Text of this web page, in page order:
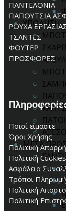
ΥΠΟΔΗΣΗ
ΠΑΤΟΙ
ΜΕΣΑ
ΠΑΝΤΕΛΟΝΙΑ
ΠΑΠΟΥΤΣΙΑ
ΡΟΥΧΑ
ΤΣΑΝΤΕΣ
ΦΟΥΤΕΡ
ΠΡΟΣΦΟΡΕΣ
Ποιοί είμαστε
Όροι Χρήσης
Πολιτική
Πολιτική Cookies
Ασφάλεια
Τρόποι
Πολιτική
Πολιτική